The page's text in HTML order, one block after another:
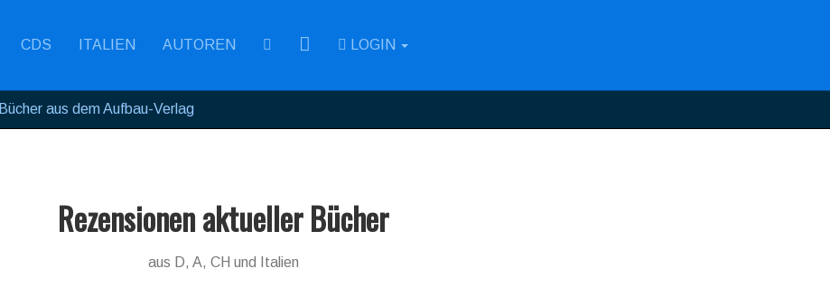
CDS ITALIEN AUTOREN RSS LOGIN
Bücher aus dem Aufbau-Verlag
Rezensionen aktueller Bücher
aus D, A, CH und Italien